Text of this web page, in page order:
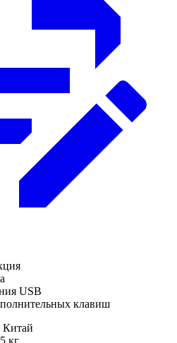
USB
клавиш
Китай